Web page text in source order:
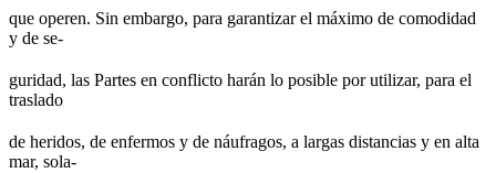
que operen. Sin embargo, para garantizar el máximo de comodidad
y de se-
guridad, las Partes en conflicto harán lo posible por utilizar, para el
traslado
de heridos, de enfermos y de náufragos, a largas distancias y en alta
mar, sola-